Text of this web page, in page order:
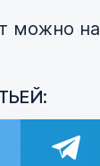
можно на